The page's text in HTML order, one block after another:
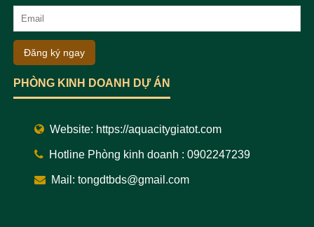
Đăng ký ngay
PHÒNG KINH DOANH DỰ ÁN
Website: https://aquacitygiatot.com
Hotline Phòng kinh doanh : 0902247239
Mail: tongdtbds@gmail.com